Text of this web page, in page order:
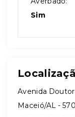
Sim
Avenida
Maceió/AL -